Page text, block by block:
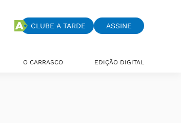
CLUBE A TARDE ASSINE
O CARRASCO EDIÇÃO DIGITAL